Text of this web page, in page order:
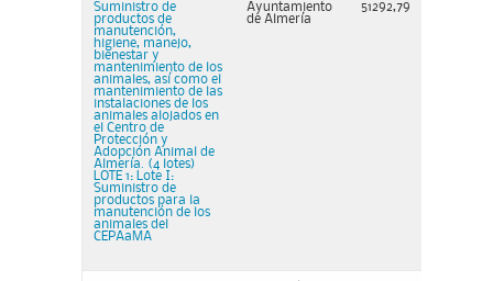
Suministro de
productos de
manutención,
higiene, manejo,
bienestar y
mantenimiento de los
animales, así como el
mantenimiento de las
instalaciones de los
animales alojados en
el Centro de
Protección y
Adopción Animal de
Almería. (4 lotes)
LOTE 1: Lote I:
Suministro de
productos para la
manutención de los
animales del
CEPAaMA
Ayuntamiento
de Almería
51292,79